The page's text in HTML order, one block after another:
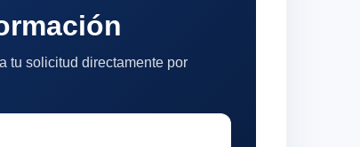
tu solicitud directamente por